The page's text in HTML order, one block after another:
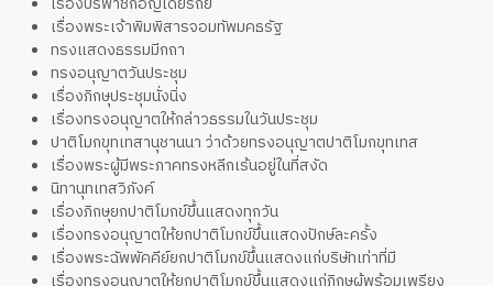
เรื่องพระเจ้าพิมพิสารจอมทัพมคธรัฐ
ทรงแสดงธรรมมีกถา
ทรงอนุญาตวันประชุม
เรื่องภิกษุประชุมนั่งนิ่ง
เรื่องทรงอนุญาตให้กล่าวธรรมในวันประชุม
ปาติโมกขุทเทสานุชานนา ว่าด้วยทรงอนุญาตปาติโมกขุทเทส
เรื่องพระผู้มีพระภาคทรงหลีกเร้นอยู่ในที่สงัด
นิทานุทเทสวิภังค์
เรื่องภิกษุยกปาติโมกข์ขึ้นแสดงทุกวัน
เรื่องทรงอนุญาตให้ยกปาติโมกข์ขึ้นแสดงปักษ์ละครั้ง
เรื่องพระฉัพพัคคีย์ยกปาติโมกข์ขึ้นแสดงแก่บริษัทเท่าที่มี
เรื่องทรงอนุญาตให้ยกปาติโมกข์ขึ้นแสดงแก่ภิกษุผู้พร้อมเพรียง